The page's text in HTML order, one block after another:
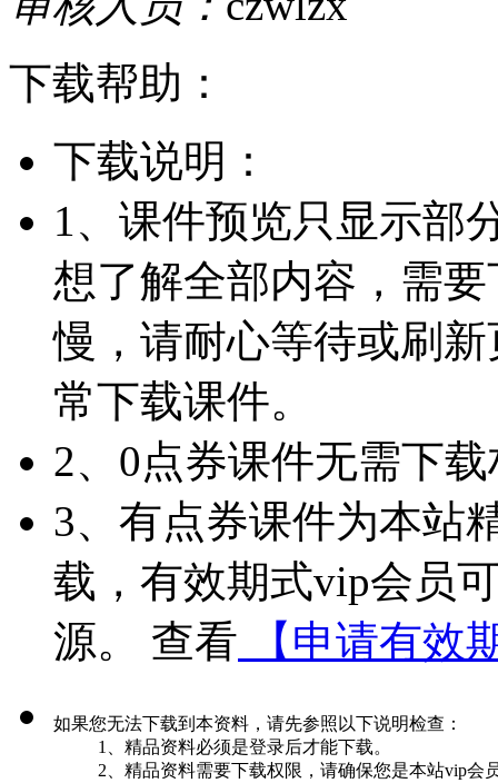
下载帮助：
下载说明：
1、课件预览只显示部
想了解全部内容，需
慢，请耐心等待或刷
常下载课件。
2、0点券课件无需下
3、有点券课件为本站
载，有效期式vip会员
源。 查看 【申请有效
如果您无法下载到本资料，请先参照以下说明检查：
1、精品资料必须是登录后才能下载。
2、精品资料需要下载权限，请确保您是本站vip会